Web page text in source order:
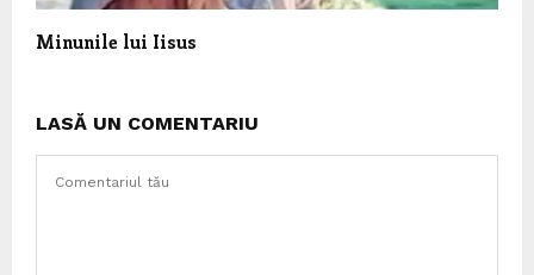
Minunile lui Iisus
LASĂ UN COMENTARIU